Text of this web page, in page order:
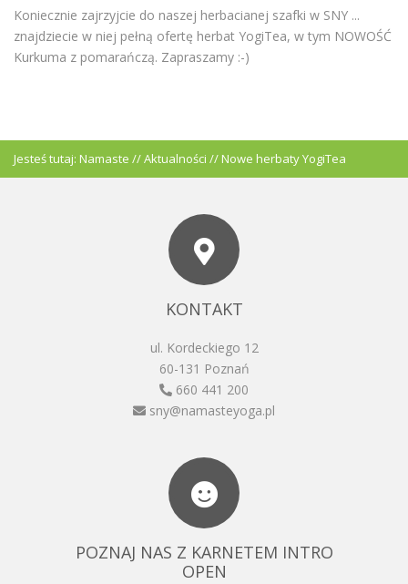
Koniecznie zajrzyjcie do naszej herbacianej szafki w SNY ...
znajdziecie w niej pełną ofertę herbat YogiTea, w tym NOWOŚĆ
Kurkuma z pomarańczą. Zapraszamy :-)
Jesteś tutaj: Namaste //Aktualności //Nowe herbaty YogiTea
KONTAKT
ul. Kordeckiego 12
60-131 Poznań
660 441 200
sny@namasteyoga.pl
POZNAJ NAS Z KARNETEM INTRO
OPEN